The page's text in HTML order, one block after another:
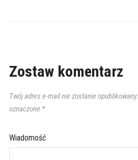
Zostaw komentarz
Twój adres e-mail nie zostanie opublikowany.
oznaczone *
Wiadomość